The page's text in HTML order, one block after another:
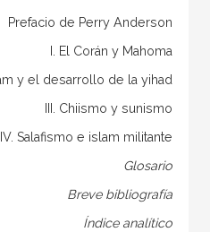
Prefacio de Perry Anderson
I. El Corán y Mahoma
y el desarrollo de la yihad
III. Chiismo y sunismo
IV. Salafismo e islam militante
Glosario
Breve bibliografía
Índice analítico